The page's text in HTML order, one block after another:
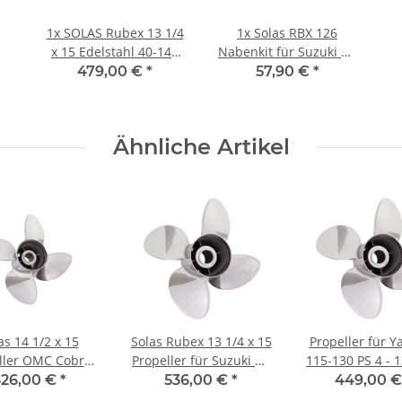
1x SOLAS Rubex 13 1/4
x 15 Edelstahl 40-140
PS (4 1/4" Getriebe) 4
479,00 € *
1x Solas RBX 126
Nabenkit für Suzuki DF
115A, DF 140 & DF 140A
57,90 € *
Ähnliche Artikel
14 1/2 x 15
OMC Cobra,
Cobra & Model
€ *
Solas Rubex 13 1/4 x 15
Propeller für Suzuki DF
90 100 115 PS 4 Blatt 15
536,00 € *
Propeller für
115-130 PS 4 -
15 mit 15
449,00